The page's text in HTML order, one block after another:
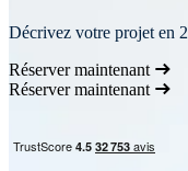
Décrivez votre projet en
Réserver maintenant
Réserver maintenant